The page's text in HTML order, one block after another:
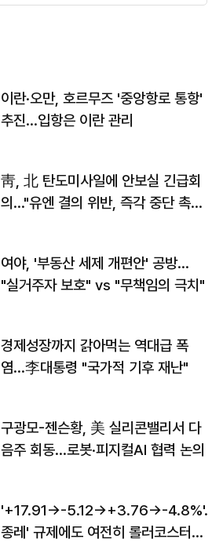
이란·오만, 호르무즈 '중앙항로 통항'
추진…입항은 이란 관리
靑, 北 탄도미사일에 안보실 긴급회
의…"유엔 결의 위반, 즉각 중단 촉
여야, '부동산 세제 개편안' 공방…
"실거주자 보호" vs "무책임의 극치"
경제성장까지 갉아먹는 역대급 폭
염…李대통령 "국가적 기후 재난"
구광모-젠슨황, 美 실리콘밸리서 다
음주 회동…로봇·피지컬AI 협력 논의
'+17.91→-5.12→+3.76→-4.8%'…'
종레' 규제에도 여전히 롤러코스터